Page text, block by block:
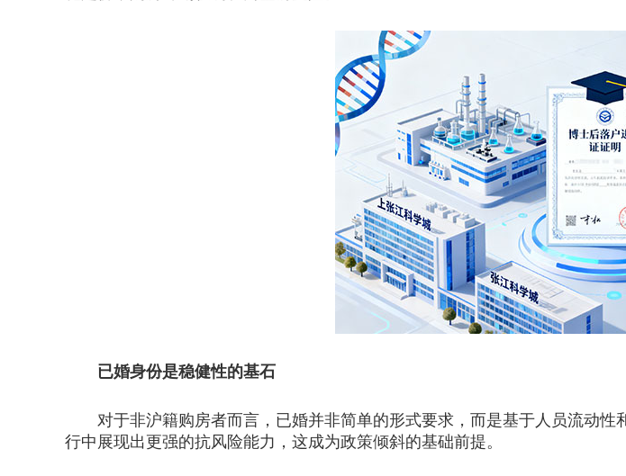
已婚身份是稳健性的基石
对于非沪籍购房者而言，已婚并非简单的形式要求，而是基于人员流动性
行中展现出更强的抗风险能力，这成为政策倾斜的基础前提。